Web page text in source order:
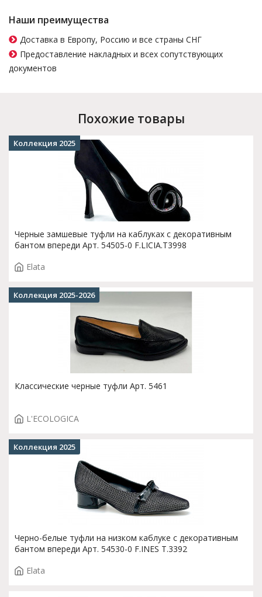
Наши преимущества
Доставка в Европу, Россию и все страны СНГ
Предоставление накладных и всех сопутствующих
документов
Похожие товары
Черные замшевые туфли на каблуках с декоративным
бантом впереди Арт. 54505-0 F.LICIA.T3998
Elata
Коллекция 2025
Классические черные туфли Арт. 5461
L'ECOLOGICA
Коллекция 2025-2026
Черно-белые туфли на низком каблуке с декоративным
бантом впереди Арт. 54530-0 F.INES T.3392
Elata
Коллекция 2025